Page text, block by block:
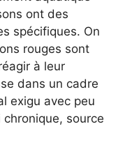
ont des
spécifiques. On
rouges sont
à leur
dans un cadre
exigu avec peu
chronique, source